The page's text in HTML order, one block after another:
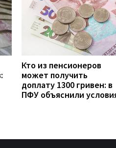
Кто из пенсионеров
может получить
доплату 1300 гривен: в
ПФУ объяснили